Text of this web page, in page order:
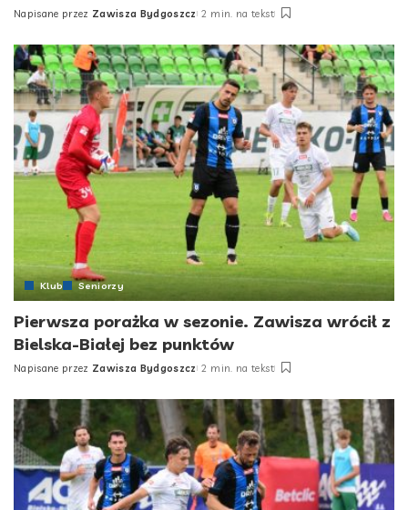
Posted
Napisane przez Zawisza Bydgoszcz 2 min. na tekst
Klub Seniorzy
Pierwsza porażka w sezonie. Zawisza wrócił z
Bielska-Białej bez punktów
Posted
Napisane przez Zawisza Bydgoszcz 2 min. na tekst